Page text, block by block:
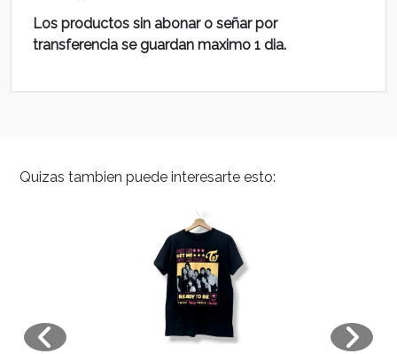
Los productos sin abonar o señar por
transferencia se guardan maximo 1 dia.
Quizas tambien puede interesarte esto: